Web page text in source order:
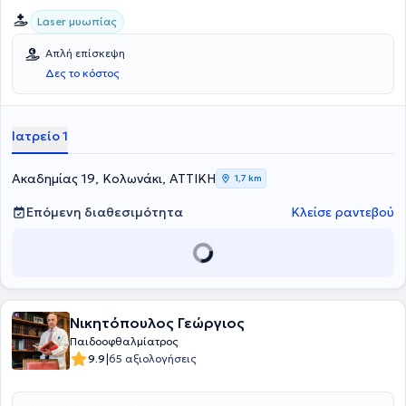
Laser μυωπίας
Απλή επίσκεψη
Δες το κόστος
Ιατρείο 1
Ακαδημίας 19, Κολωνάκι, ΑΤΤΙΚΗ 1,7 km
Επόμενη διαθεσιμότητα Κλείσε ραντεβού
Νικητόπουλος Γεώργιος
Παιδοοφθαλμίατρος
9.9|65 αξιολογήσεις